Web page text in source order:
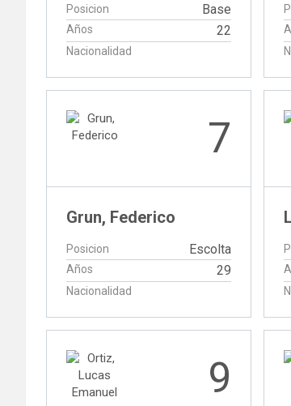
Posicion Base
Años 22
Nacionalidad
7
Grun, Federico
Posicion Escolta
Años 29
Nacionalidad
9